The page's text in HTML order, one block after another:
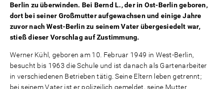
Berlin zu überwinden. Bei Bernd L., der in Ost-Berlin geboren,
dort bei seiner Großmutter aufgewachsen und einige Jahre
zuvor nach West-Berlin zu seinem Vater übergesiedelt war,
stieß dieser Vorschlag auf Zustimmung.
Werner Kühl, geboren am 10. Februar 1949 in West-Berlin,
besucht bis 1963 die Schule und ist danach als Gartenarbeiter
in verschiedenen Betrieben tätig. Seine Eltern leben getrennt;
bei seinem Vater ist er polizeilich gemeldet, seine Mutter